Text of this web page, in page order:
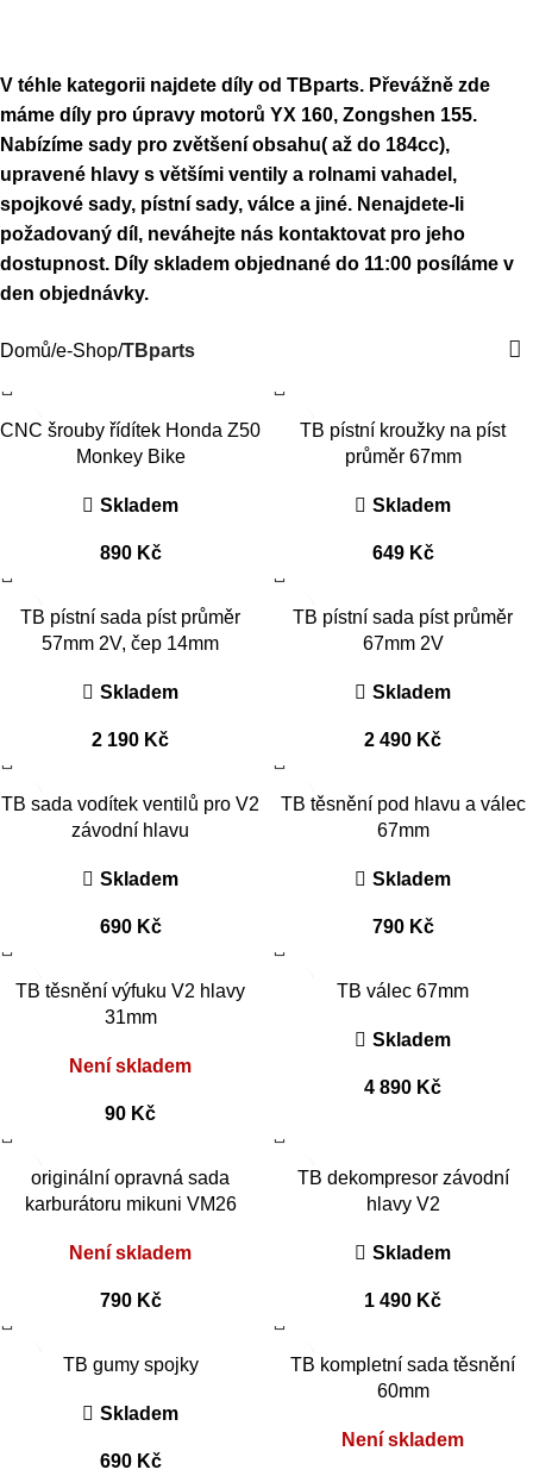
V téhle kategorii najdete díly od TBparts. Převážně zde
máme díly pro úpravy motorů YX 160, Zongshen 155.
Nabízíme sady pro zvětšení obsahu( až do 184cc),
upravené hlavy s většími ventily a rolnami vahadel,
spojkové sady, pístní sady, válce a jiné. Nenajdete-li
požadovaný díl, neváhejte nás kontaktovat pro jeho
dostupnost. Díly skladem objednané do 11:00 posíláme v
den objednávky.
Domů e-Shop TBparts
CNC šrouby řídítek Honda Z50
Monkey Bike
Skladem
890 Kč
TB pístní kroužky na píst
průměr 67mm
Skladem
649 Kč
TB pístní sada píst průměr
57mm 2V, čep 14mm
Skladem
2 190 Kč
TB pístní sada píst průměr
67mm 2V
Skladem
2 490 Kč
TB sada vodítek ventilů pro V2
závodní hlavu
Skladem
690 Kč
TB těsnění pod hlavu a válec
67mm
Skladem
790 Kč
TB těsnění výfuku V2 hlavy
31mm
Není skladem
90 Kč
TB válec 67mm
Skladem
4 890 Kč
originální opravná sada
karburátoru mikuni VM26
Není skladem
790 Kč
TB dekompresor závodní
hlavy V2
Skladem
1 490 Kč
TB gumy spojky
Skladem
690 Kč
TB kompletní sada těsnění
60mm
Není skladem